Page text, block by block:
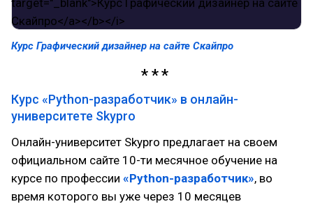
Курс Графический дизайнер на сайте Скайпро
Курс «Python-разработчик» в онлайн-
университете Skypro
Онлайн-университет Skypro предлагает на своем
официальном сайте 10-ти месячное обучение на
курсе по профессии «Python-разработчик», во
время которого вы уже через 10 месяцев